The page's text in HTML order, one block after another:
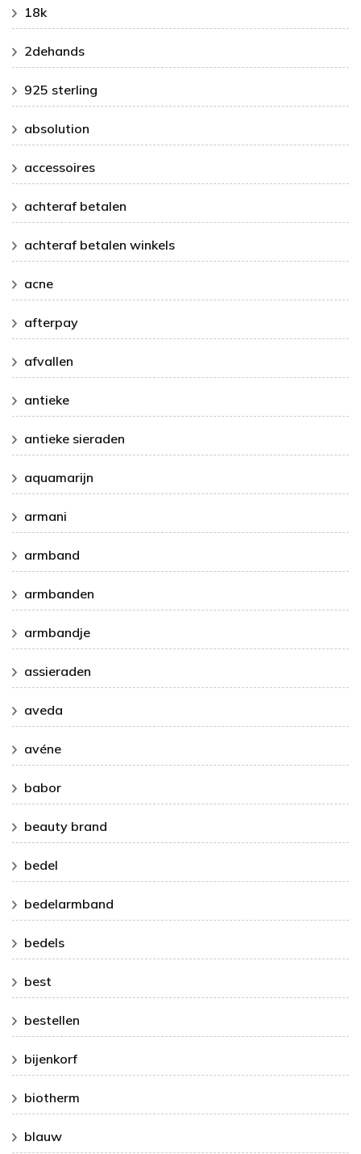
18k
2dehands
925 sterling
absolution
accessoires
achteraf betalen
achteraf betalen winkels
acne
afterpay
afvallen
antieke
antieke sieraden
aquamarijn
armani
armband
armbanden
armbandje
assieraden
aveda
avéne
babor
beauty brand
bedel
bedelarmband
bedels
best
bestellen
bijenkorf
biotherm
blauw